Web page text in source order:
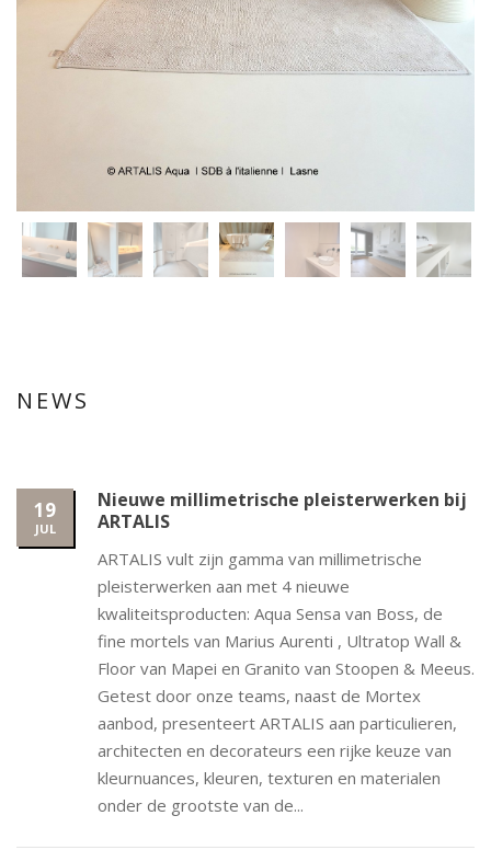
NEWS
19
JUL
Nieuwe millimetrische pleisterwerken bij
ARTALIS
ARTALIS vult zijn gamma van millimetrische
pleisterwerken aan met 4 nieuwe
kwaliteitsproducten: Aqua Sensa van Boss, de
fine mortels van Marius Aurenti , Ultratop Wall &
Floor van Mapei en Granito van Stoopen & Meeus.
Getest door onze teams, naast de Mortex
aanbod, presenteert ARTALIS aan particulieren,
architecten en decorateurs een rijke keuze van
kleurnuances, kleuren, texturen en materialen
onder de grootste van de...